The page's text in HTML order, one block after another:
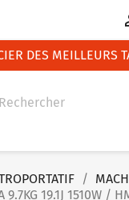
DES MEILLEURS
9.7KG 19.1J 1510W /
des cookies